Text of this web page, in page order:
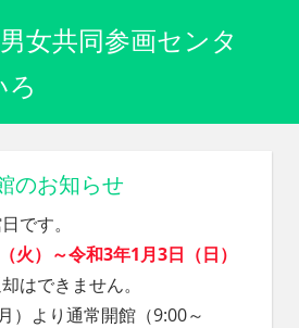
女共同参画センタ
ろ
のお知らせ
です。
火）～令和3年1月3日（日）
はできません。
）より通常開館（9:00～